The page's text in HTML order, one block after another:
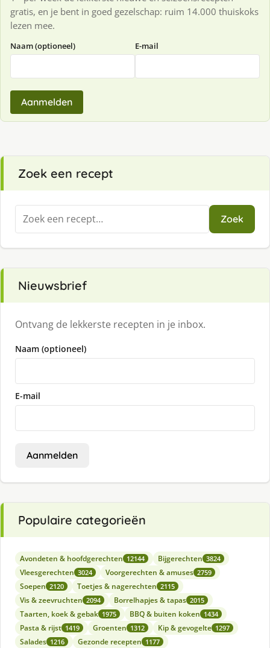
gratis, en je bent in goed gezelschap: ruim 14.000 thuiskoks
lezen mee.
Naam (optioneel) E-mail
Aanmelden
Zoek een recept
Zoeken
naar:
Zoek
Nieuwsbrief
Ontvang de lekkerste recepten in je inbox.
Naam (optioneel)
E-mail
Aanmelden
Populaire categorieën
Avondeten & hoofdgerechten 12144 Bijgerechten 3824
Vleesgerechten 3024 Voorgerechten & amuses 2759
Soepen 2120 Toetjes & nagerechten 2115
Vis & zeevruchten 2094 Borrelhapjes & tapas 2015
Taarten, koek & gebak 1975 BBQ & buiten koken 1434
Pasta & rijst 1419 Groenten 1312 Kip & gevogelte 1297
Salades 1216 Gezonde recepten 1177